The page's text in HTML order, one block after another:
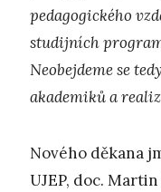
pedagogického
studijních
Neobejdeme se
akademiků a
Nového děkana
UJEP, doc. Martin